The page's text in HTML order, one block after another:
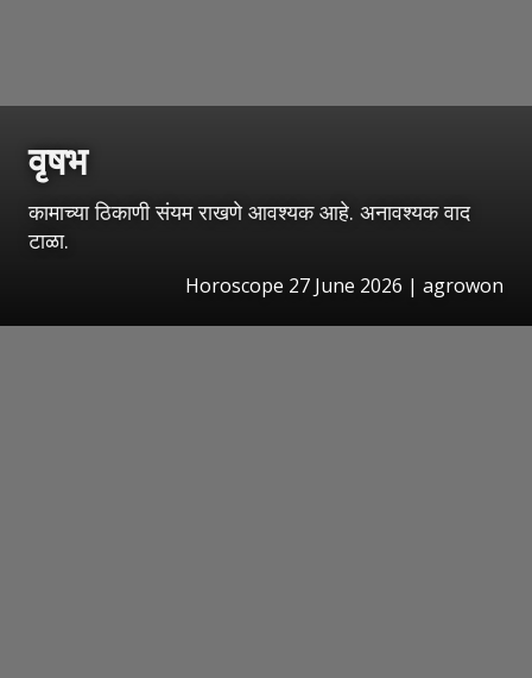
वृषभ
कामाच्या ठिकाणी संयम राखणे आवश्यक आहे. अनावश्यक वाद
टाळा.
Horoscope 27 June 2026 | agrowon